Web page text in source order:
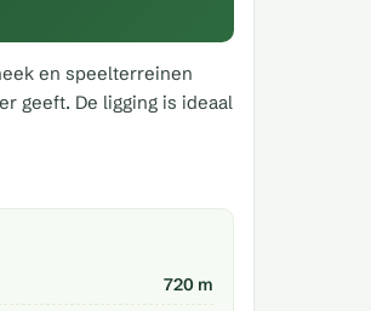
en speelterreinen
geeft. De ligging is ideaal
720 m